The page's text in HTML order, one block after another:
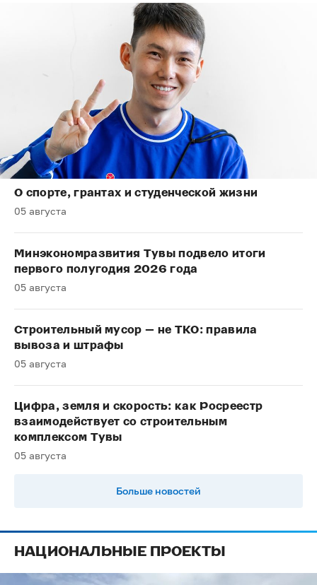
О спорте, грантах и студенческой жизни
05 августа
Минэкономразвития Тувы подвело итоги
первого полугодия 2026 года
05 августа
Строительный мусор — не ТКО: правила
вывоза и штрафы
05 августа
Цифра, земля и скорость: как Росреестр
взаимодействует со строительным
комплексом Тувы
05 августа
Больше новостей
НАЦИОНАЛЬНЫЕ ПРОЕКТЫ